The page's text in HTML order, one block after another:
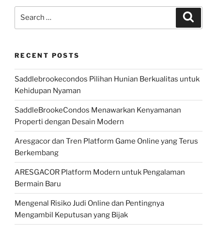
RECENT POSTS
Saddlebrookecondos Pilihan Hunian Berkualitas untuk
Kehidupan Nyaman
SaddleBrookeCondos Menawarkan Kenyamanan
Properti dengan Desain Modern
Aresgacor dan Tren Platform Game Online yang Terus
Berkembang
ARESGACOR Platform Modern untuk Pengalaman
Bermain Baru
Mengenal Risiko Judi Online dan Pentingnya
Mengambil Keputusan yang Bijak